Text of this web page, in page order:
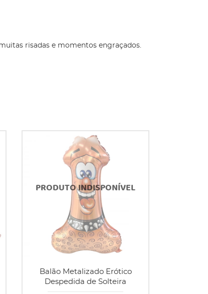
risadas e momentos engraçados.
Balão Metalizado Erótico
Despedida de Solteira